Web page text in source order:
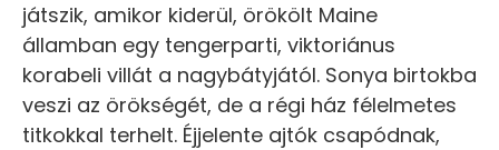
játszik, amikor kiderül, örökölt Maine
államban egy tengerparti, viktoriánus
korabeli villát a nagybátyjától. Sonya birtokba
veszi az örökségét, de a régi ház félelmetes
titkokkal terhelt. Éjjelente ajtók csapódnak,